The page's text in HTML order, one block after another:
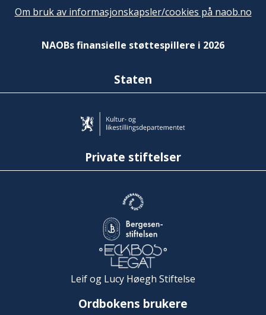
Om bruk av informasjonskapsler/cookies på naob.no
NAOBs finansielle støttespillere i 2026
Staten
Private stiftelser
Leif og Lucy Høegh Stiftelse
Ordbokens brukere